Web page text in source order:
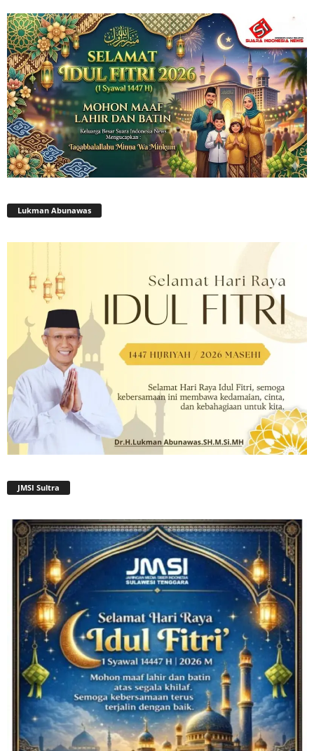
Lukman Abunawas
JMSI Sultra